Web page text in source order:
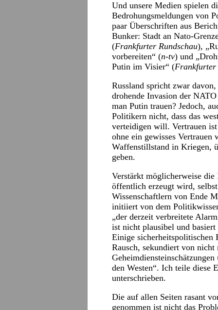
Und unsere Medien spielen
Bedrohungsmeldungen von
paar Überschriften aus
Bunker: Stadt an Nato-
(Frankfurter Rundschau),
vorbereiten“ (n-tv) und
Putin im Visier“ (Frankfurter
Russland spricht zwar
drohende Invasion der
man Putin trauen? Jedoch,
Politikern nicht, dass das
verteidigen will. Vertrauen
ohne ein gewisses Vertrauen
Waffenstillstand in Kriegen,
geben.
Verstärkt möglicherweise
öffentlich erzeugt wird,
Wissenschaftlern von Ende
initiiert von dem
„der derzeit verbreitete
ist nicht plausibel und
Einige sicherheitspolitischen
Rausch, sekundiert von nicht
den Westen“. Ich teile diese
unterschrieben.
Die auf allen Seiten rasant
genommen ist nicht das